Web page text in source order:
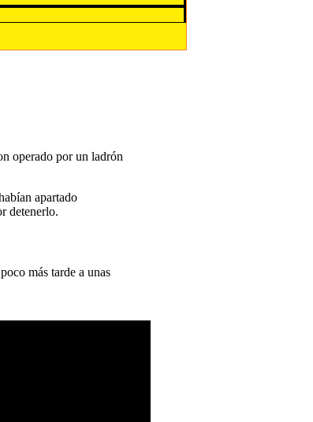
operado por un ladrón
apartado
detenerlo.
más tarde a unas